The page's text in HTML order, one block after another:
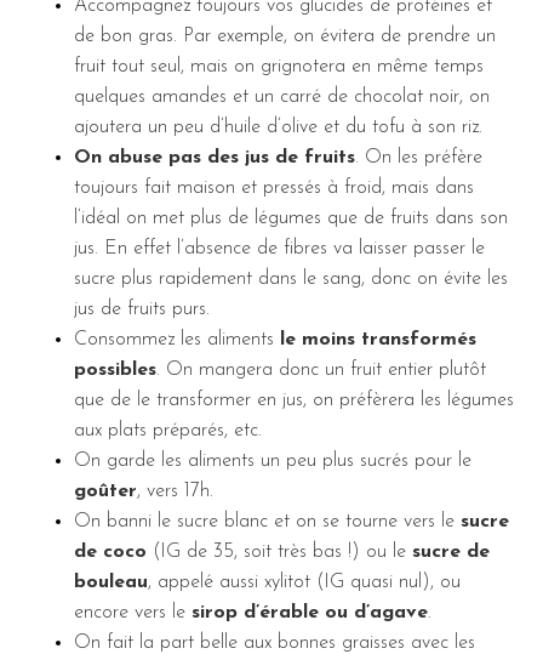
Accompagnez toujours vos glucides de protéines et
de bon gras. Par exemple, on évitera de prendre un
fruit tout seul, mais on grignotera en même temps
quelques amandes et un carré de chocolat noir, on
ajoutera un peu d’huile d’olive et du tofu à son riz.
On abuse pas des jus de fruits. On les préfère
toujours fait maison et pressés à froid, mais dans
l’idéal on met plus de légumes que de fruits dans son
jus. En effet l’absence de fibres va laisser passer le
sucre plus rapidement dans le sang, donc on évite les
jus de fruits purs.
Consommez les aliments
le moins transformés
possibles. On mangera donc un fruit entier plutôt
que de le transformer en jus, on préfèrera les légumes
aux plats préparés, etc.
On garde les aliments un peu plus sucrés pour le
goûter, vers 17h.
On banni le sucre blanc et on se tourne vers le sucre
de coco (IG de 35, soit très bas !) ou le sucre de
bouleau, appelé aussi xylitot (IG quasi nul), ou
encore vers le sirop d’érable ou d’agave.
On fait la part belle aux bonnes graisses avec les